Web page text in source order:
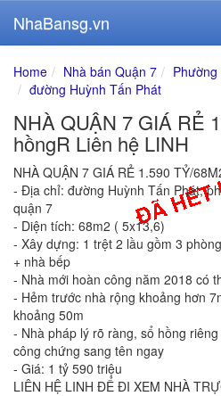
NhaBansg.vn
Home Nhà bán Quận 7
đường Huỳnh Tấn Phát
NHÀ QUẬN 7 GIÁ RẺ
hồngR Liên hệ LINH
NHÀ QUẬN 7 GIÁ RẺ 1.590 TỶ/
- Địa chỉ: đường Huỳnh Tấn Phát,
quận 7
- Diện tích: 68m2 ( 5x13,6)
- Xây dựng: 1 trệt 2 lầu gồm 3
+ nhà bếp
- Nhà mới hoàn công năm 2018 có
- Hẻm trước nhà rộng khoảng hơn
khoảng 50m
- Nhà pháp lý rõ ràng, sổ hồng
công chứng sang tên ngay
- Giá: 1 tỷ 590 triệu
LIÊN HỆ LINH ĐỂ ĐI XEM NHÀ